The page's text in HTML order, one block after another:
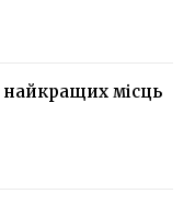
найкращих місць